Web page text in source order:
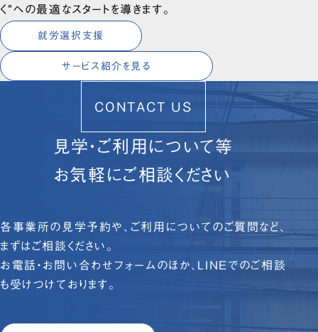
く”への最適なスタートを導きます。
就労選択支援
サービス紹介を見る
CONTACT US
見学・ご利用について等
お気軽にご相談ください
各事業所の見学予約や、ご利用についてのご質問など、
まずはご相談ください。
お電話・お問い合わせフォームのほか、LINEでのご相談
も受けつけております。